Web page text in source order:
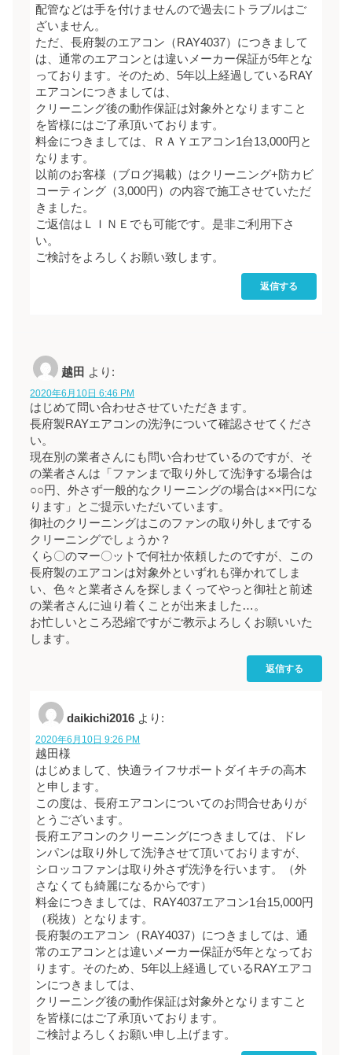
配管などは手を付けませんので過去にトラブルはご
ざいません。
ただ、長府製のエアコン（RAY4037）につきまして
は、通常のエアコンとは違いメーカー保証が5年とな
っております。そのため、5年以上経過しているRAY
エアコンにつきましては、
クリーニング後の動作保証は対象外となりますこと
を皆様にはご了承頂いております。
料金につきましては、ＲＡＹエアコン1台13,000円と
なります。
以前のお客様（ブログ掲載）はクリーニング+防カビ
コーティング（3,000円）の内容で施工させていただ
きました。
ご返信はＬＩＮＥでも可能です。是非ご利用下さ
い。
ご検討をよろしくお願い致します。
返信する
越田 より:
2020年6月10日 6:46 PM
はじめて問い合わせさせていただきます。
長府製RAYエアコンの洗浄について確認させてくださ
い。
現在別の業者さんにも問い合わせているのですが、そ
の業者さんは「ファンまで取り外して洗浄する場合は
○○円、外さず一般的なクリーニングの場合は××円にな
ります」とご提示いただいています。
御社のクリーニングはこのファンの取り外しまでする
クリーニングでしょうか？
くら〇のマー〇ットで何社か依頼したのですが、この
長府製のエアコンは対象外といずれも弾かれてしま
い、色々と業者さんを探しまくってやっと御社と前述
の業者さんに辿り着くことが出来ました…。
お忙しいところ恐縮ですがご教示よろしくお願いいた
します。
返信する
daikichi2016 より:
2020年6月10日 9:26 PM
越田様
はじめまして、快適ライフサポートダイキチの高木
と申します。
この度は、長府エアコンについてのお問合せありが
とうございます。
長府エアコンのクリーニングにつきましては、ドレ
ンパンは取り外して洗浄させて頂いておりますが、
シロッコファンは取り外さず洗浄を行います。（外
さなくても綺麗になるからです）
料金につきましては、RAY4037エアコン1台15,000円
（税抜）となります。
長府製のエアコン（RAY4037）につきましては、通
常のエアコンとは違いメーカー保証が5年となってお
ります。そのため、5年以上経過しているRAYエアコ
ンにつきましては、
クリーニング後の動作保証は対象外となりますこと
を皆様にはご了承頂いております。
ご検討よろしくお願い申し上げます。